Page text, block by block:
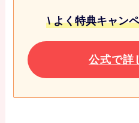
\ よく特典キャン
公式で詳